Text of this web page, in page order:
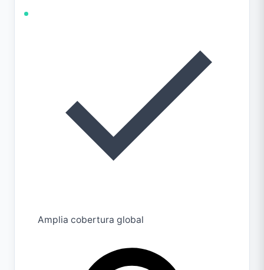
Amplia cobertura global